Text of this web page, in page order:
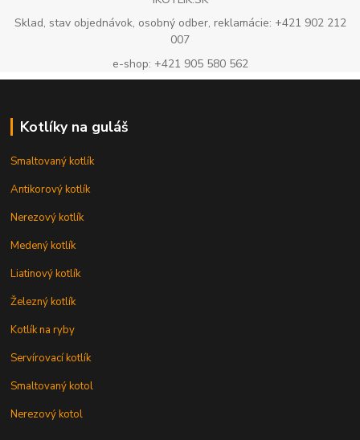
Sklad, stav objednávok, osobný odber, reklamácie: +421 902 212
007
e-shop: +421 905 580 562
Kotlíky na guláš
Smaltovaný kotlík
Antikorový kotlík
Nerezový kotlík
Medený kotlík
Liatinový kotlík
Železný kotlík
Kotlík na ryby
Servírovací kotlík
Smaltovaný kotol
Nerezový kotol